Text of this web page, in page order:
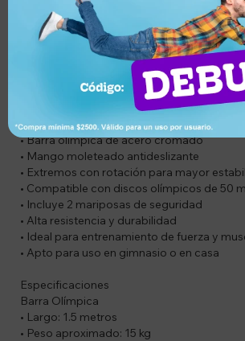
SOLO APTA PARA DISCOS OLÍMPICOS
Compatible con discos de centro de 5 cm,
ajuste firme y seguro. Incluye 2 mariposas
fijación de los discos. Su estructura
cargas elevadas, ideal tanto para uso
profesional.
Características
• Barra olímpica de acero cromado
• Mango moleteado antideslizante
• Extremos con rotación para mayor
• Compatible con discos olímpicos de 50
• Incluye 2 mariposas de seguridad
• Alta resistencia y durabilidad
• Ideal para entrenamiento de fuerza y
• Apto para uso en gimnasio o en casa
Especificaciones
Barra Olímpica
• Largo: 1.5 metros
• Peso aproximado: 15 kg